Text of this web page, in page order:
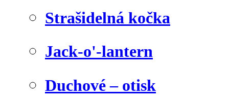
Strašidelná kočka
Jack-o'-lantern
Duchové – otisk